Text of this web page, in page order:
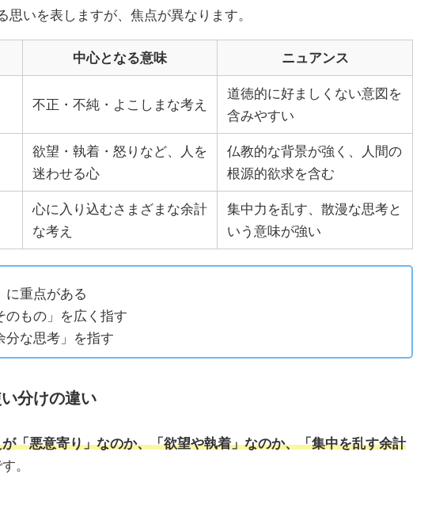
思いを表しますが、焦点が異なります。
中心となる意味 ニュアンス
不正・不純・よこしまな考え
道徳的に好ましくない意図を
含みやすい
欲望・執着・怒りなど、人を
迷わせる心
仏教的な背景が強く、人間の
根源的欲求を含む
心に入り込むさまざまな余計
な考え
集中力を乱す、散漫な思考と
いう意味が強い
に重点がある
のもの」を広く指す
分な思考」を指す
分けの違い
「悪意寄り」なのか、「欲望や執着」なのか、「集中を乱す余計
。